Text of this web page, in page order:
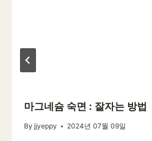
마그네슘 숙면 : 잘자는 방법
By jjyeppy 2024년 07월 09일